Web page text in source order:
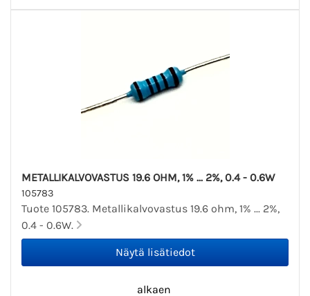
METALLIKALVOVASTUS 19.6 OHM, 1% ... 2%, 0.4 - 0.6W
105783
Tuote 105783. Metallikalvovastus 19.6 ohm, 1% ... 2%,
0.4 - 0.6W.
alkaen